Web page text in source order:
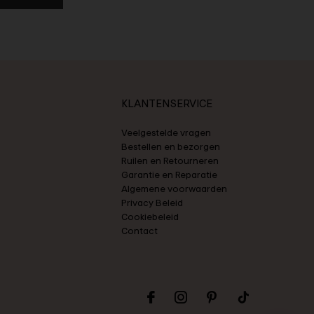
KLANTENSERVICE
Veelgestelde vragen
Bestellen en bezorgen
Ruilen en Retourneren
Garantie en Reparatie
Algemene voorwaarden
Privacy Beleid
Cookiebeleid
Contact